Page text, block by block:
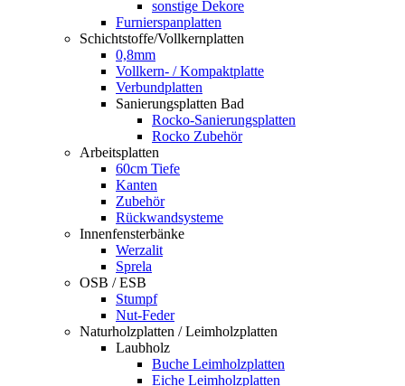
sonstige Dekore
Furnierspanplatten
Schichtstoffe/Vollkernplatten
0,8mm
Vollkern- / Kompaktplatte
Verbundplatten
Sanierungsplatten Bad
Rocko-Sanierungsplatten
Rocko Zubehör
Arbeitsplatten
60cm Tiefe
Kanten
Zubehör
Rückwandsysteme
Innenfensterbänke
Werzalit
Sprela
OSB / ESB
Stumpf
Nut-Feder
Naturholzplatten / Leimholzplatten
Laubholz
Buche Leimholzplatten
Eiche Leimholzplatten